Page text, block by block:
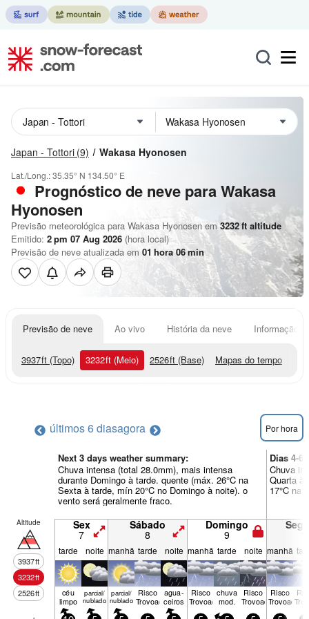
Japan - Tottori (9) Wakasa Hyonosen
Lat./Long.:35.35° N 134.50° E
Prognóstico de neve para Wakasa
Hyonosen
Previsão meteorológica para Wakasa Hyonosen em 3232ft altitude
Emitido: 2 pm 07 Aug 2026 (hora local)
Previsão de neve atualizada em 01 hora06min
Previsão de neve Ao vivo História da neve Informação
3937ft (Topo) 3232ft (Meio) 2526ft (Base) Mapas do tempo
últimos 6 diasagora Por hora
Next 3 days weather summary:
Chuva intensa (total 28.0mm), mais intensa
durante Domingo à tarde. quente (máx. 26°C na
Sexta à tarde, mín 20°C no Domingo à noite). o
vento será geralmente fraco.
Dias 4-6
Chuva
Quarta à
17°C na
Altitude
3937ft
3232ft
2526ft
Sex
7
Sábado
8
Domingo
9
tarde noite manhã tarde noite manhã tarde noite manhã
céu
limpo
parcial/
nublado
parcial/
nublado
Risco
Trovoada
agua­
ceiros
Risco
Trovoada
chuva
mod.
Risco
Trovoada
Risco
Trovoada